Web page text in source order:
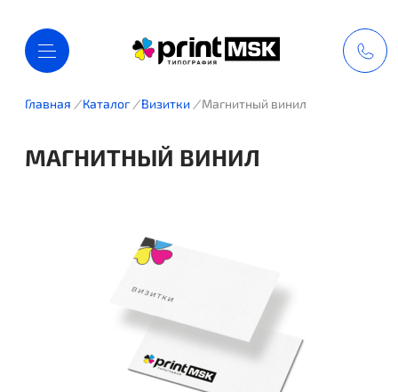
Главная / Каталог / Визитки / Магнитный винил
МАГНИТНЫЙ ВИНИЛ